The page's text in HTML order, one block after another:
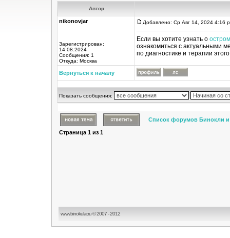
Автор
nikonovjar
Зарегистрирован:
14.08.2024
Сообщения: 1
Откуда: Москва
Добавлено: Ср Авг 14, 2024 4:16
Если вы хотите узнать о
ознакомиться с актуальными
по диагностике и терапии
Вернуться к началу
Показать сообщения:
Список форумов Бинокли и
Страница 1 из 1
www.binokular.ru © 2007 - 2012